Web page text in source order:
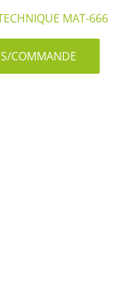
MAT-666
COMMANDE